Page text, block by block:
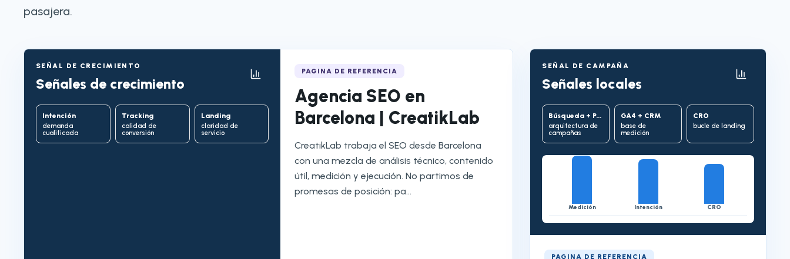
pasajera.
SEÑAL DE CRECIMIENTO
Señales de crecimiento
Intención
demanda
cualificada
Tracking
calidad de
conversión
Landing
claridad de
servicio
PAGINA DE REFERENCIA
Agencia SEO en
Barcelona | CreatikLab
CreatikLab trabaja el SEO desde Barcelona
con una mezcla de análisis técnico, contenido
útil, medición y ejecución. No partimos de
promesas de posición: pa...
SEÑAL DE CAMPAÑA
Señales locales
Búsqueda + PMax
arquitectura de
campañas
GA4 + CRM
base de
medición
CRO
bucle de landing
Medición Intención CRO
PAGINA DE REFERENCIA